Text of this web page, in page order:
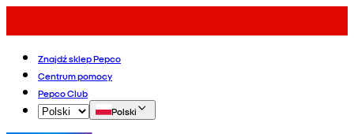
Znajdź sklep Pepco
Centrum pomocy
Pepco Club
Polski